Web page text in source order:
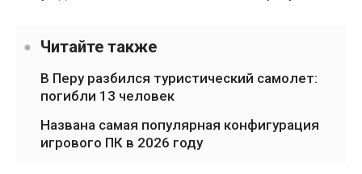
Читайте также
В Перу разбился туристический самолет:
погибли 13 человек
Названа самая популярная конфигурация
игрового ПК в 2026 году